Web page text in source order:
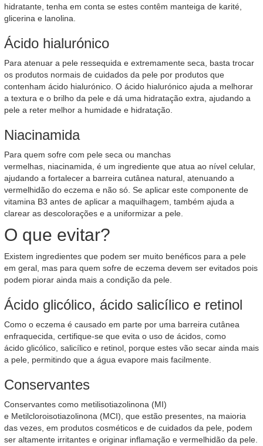
hidratante, tenha em conta se estes contêm manteiga de karité,
glicerina e lanolina.
Ácido hialurónico
Para atenuar a pele ressequida e extremamente seca, basta trocar
os produtos normais de cuidados da pele por produtos que
contenham ácido hialurónico. O ácido hialurónico ajuda a melhorar
a textura e o brilho da pele e dá uma hidratação extra, ajudando a
pele a reter melhor a humidade e hidratação.
Niacinamida
Para quem sofre com pele seca ou manchas
vermelhas, niacinamida, é um ingrediente que atua ao nível celular,
ajudando a fortalecer a barreira cutânea natural, atenuando a
vermelhidão do eczema e não só. Se aplicar este componente de
vitamina B3 antes de aplicar a maquilhagem, também ajuda a
clarear as descolorações e a uniformizar a pele.
O que evitar?
Existem ingredientes que podem ser muito benéficos para a pele
em geral, mas para quem sofre de eczema devem ser evitados pois
podem piorar ainda mais a condição da pele.
Ácido glicólico, ácido salicílico e retinol
Como o eczema é causado em parte por uma barreira cutânea
enfraquecida, certifique-se que evita o uso de ácidos, como
ácido glicólico, salicílico e retinol, porque estes vão secar ainda mais
a pele, permitindo que a água evapore mais facilmente.
Conservantes
Conservantes como metilisotiazolinona (MI)
e Metilcloroisotiazolinona (MCI), que estão presentes, na maioria
das vezes, em produtos cosméticos e de cuidados da pele, podem
ser altamente irritantes e originar inflamação e vermelhidão da pele.